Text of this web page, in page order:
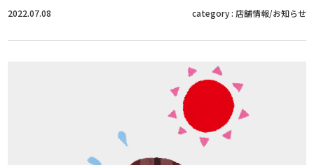
2022.07.08 category : 店舗情報/お知らせ